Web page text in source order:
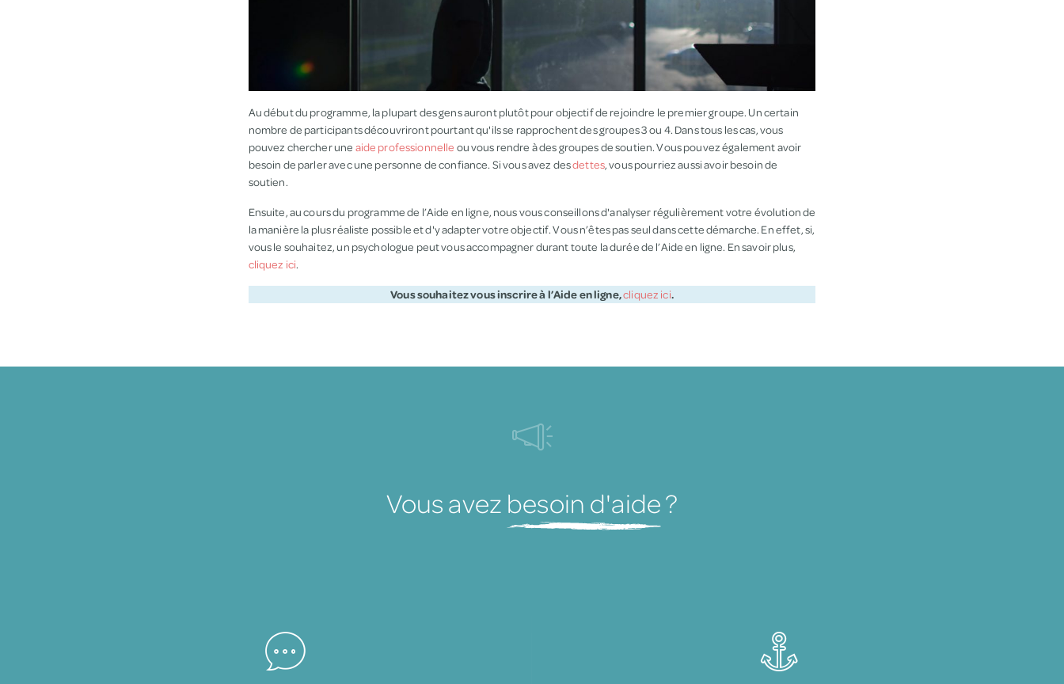
Au début du programme, la plupart des gens auront plutôt pour objectif de rejoindre le premier groupe. Un certain
nombre de participants découvriront pourtant qu'ils se rapprochent des groupes 3 ou 4. Dans tous les cas, vous
pouvez chercher une aide professionnelle ou vous rendre à des groupes de soutien. Vous pouvez également avoir
besoin de parler avec une personne de confiance. Si vous avez desdettes, vous pourriez aussi avoir besoin de
soutien.
Ensuite, au cours du programme de l’Aide en ligne, nous vous conseillons d'analyser régulièrement votre évolution de
la manière la plus réaliste possible et d'y adapter votre objectif. Vous n’êtes pas seul dans cette démarche. En effet, si,
vous le souhaitez, un psychologue peut vous accompagner durant toute la durée de l’Aide en ligne. En savoir plus,
cliquez ici.
Vous souhaitez vous inscrire à l’Aide en ligne,cliquez ici.
Vous avezbesoin d'aide?